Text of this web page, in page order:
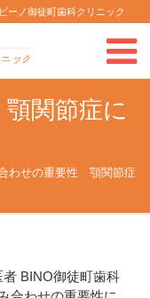
ーノ御徒町歯科クリニック
関節症に
わせの重要性 顎関節症
BINO御徒町歯科